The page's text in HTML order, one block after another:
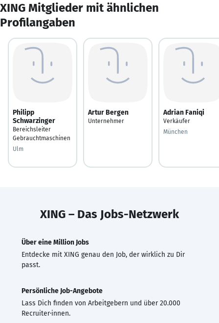
XING Mitglieder mit ähnlichen
Profilangaben
Philipp
Schwarzinger
Bereichsleiter
Gebrauchtmaschinen
Ulm
Artur Bergen
Unternehmer
Adrian Faniqi
Verkäufer
München
XING – Das Jobs-Netzwerk
Über eine Million Jobs
Entdecke mit XING genau den Job, der wirklich zu Dir
passt.
Persönliche Job-Angebote
Lass Dich finden von Arbeitgebern und über 20.000
Recruiter·innen.